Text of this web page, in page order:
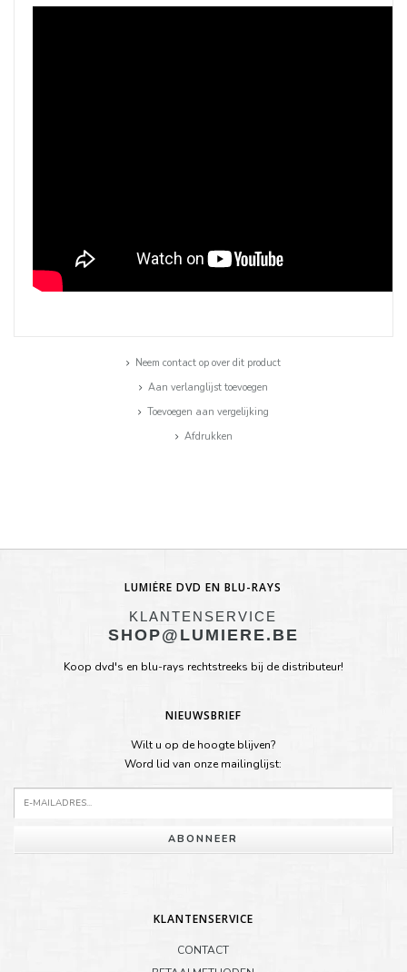
Neem contact op over dit product
Aan verlanglijst toevoegen
Toevoegen aan vergelijking
Afdrukken
LUMIÈRE DVD EN BLU-RAYS
KLANTENSERVICE
SHOP@LUMIERE.BE
Koop dvd's en blu-rays rechtstreeks bij de distributeur!
NIEUWSBRIEF
Wilt u op de hoogte blijven?
Word lid van onze mailinglijst:
ABONNEER
KLANTENSERVICE
CONTACT